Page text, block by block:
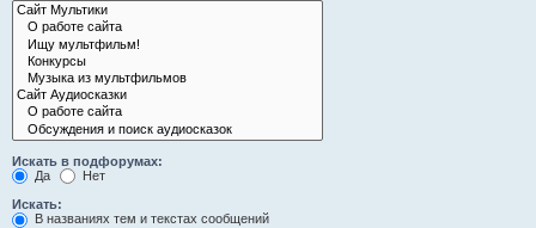
Искать в подфорумах:
Да
Нет
Искать:
В названиях тем и текстах сообщений